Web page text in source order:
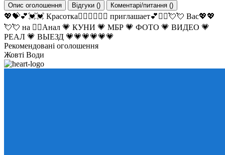
Опис оголошення Відгуки () Коментарі/питання ()
💖💝💕💓💓 Красотка❤️‍🔥❤️‍🔥💘💖 приглашает💕❤️‍🔥💘💘 Вас💖💖
💘💘 на ❤️‍🔥Анал 💗 КУНИ 💗 МБР 💗 ФОТО 💗 ВИДЕО 💗
РЕАЛ 💗 ВЫЕЗД 💗💗💗💗💗💗
Рекомендовані оголошення
Жовті Води